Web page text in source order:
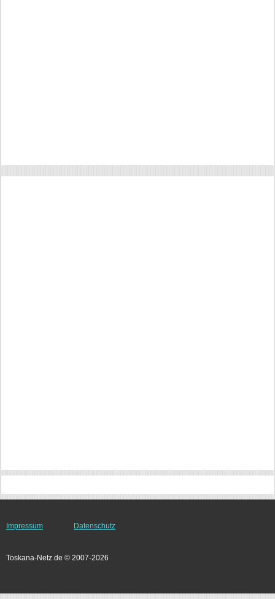
Impressum Datenschutz
Toskana-Netz.de © 2007-2026